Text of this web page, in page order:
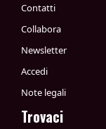
Contatti
Collabora
Newsletter
Accedi
Note legali
Trovaci